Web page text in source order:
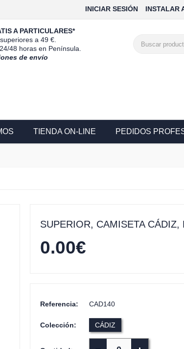
INSTALAR
INICIAR SESIÓN
A PARTICULARES*
a 49 €.
48 horas en Península.
de envío
TIENDA ON-LINE PEDIDOS
SUPERIOR, CAMISETA CÁDIZ,
0.00€
Referencia: CAD140
Colección: CÁDIZ